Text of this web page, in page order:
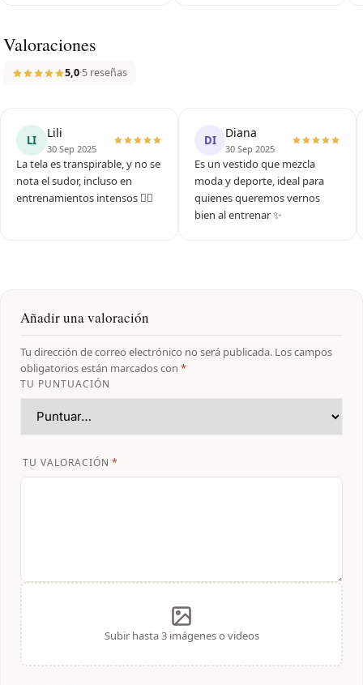
Valoraciones
5,0·5 reseñas
LI Lili
30 Sep 2025
La tela es transpirable, y no se
nota el sudor, incluso en
entrenamientos intensos 👌🏻
DI Diana
30 Sep 2025
Es un vestido que mezcla
moda y deporte, ideal para
quienes queremos vernos
bien al entrenar ✨️
Añadir una valoración
Tu dirección de correo electrónico no será publicada. Los campos
obligatorios están marcados con *
TU PUNTUACIÓN
TU VALORACIÓN*
Subir hasta 3 imágenes o videos